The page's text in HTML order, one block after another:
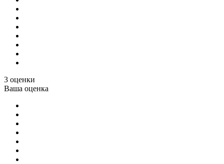
3 оценки
Ваша оценка